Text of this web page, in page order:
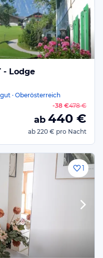
- Lodge
· Oberösterreich
-38 €478 €
ab 440 €
ab 220 € pro Nacht
1